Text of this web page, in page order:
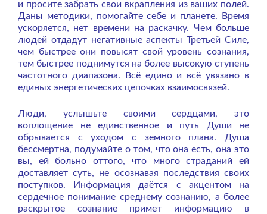
и просите забрать свои вкрапления из ваших полей.
Даны методики, помогайте себе и планете. Время
ускоряется, нет времени на раскачку. Чем больше
людей отдадут негативные аспекты Третьей Силе,
чем быстрее они повысят свой уровень сознания,
тем быстрее поднимутся на более высокую ступень
частотного диапазона. Всё едино и всё увязано в
единых энергетических цепочках взаимосвязей.
Люди, услышьте своими сердцами, это
воплощение не единственное и путь Души не
обрывается с уходом с земного плана. Душа
бессмертна, подумайте о том, что она есть, она это
вы, ей больно оттого, что много страданий ей
доставляет суть, не осознавая последствия своих
поступков. Информация даётся с акцентом на
сердечное понимание среднему сознанию, а более
раскрытое сознание примет информацию в